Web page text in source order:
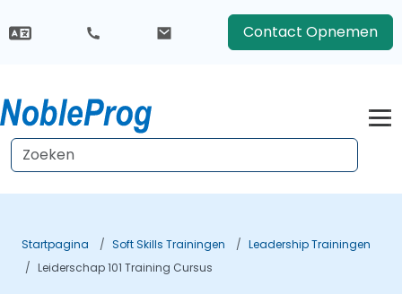
Contact Opnemen
Startpagina Soft Skills Trainingen
Leadership Trainingen
Leiderschap 101 Training Cursus